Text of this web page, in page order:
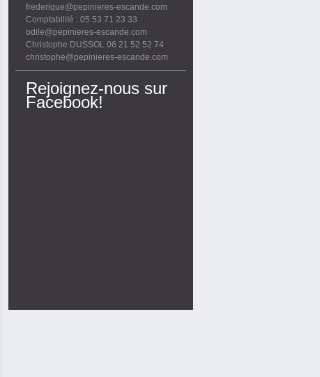
frederique@pepinieres-escande.com
Comptabilité : 05 53 71 23 33
odile@pepinieres-escande.com
Christophe DUSSOL 06 21 52 52 74
christophe@pepinieres-escande.com
Rejoignez-nous sur
Facebook!